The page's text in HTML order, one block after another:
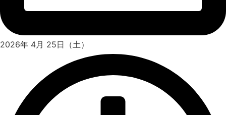
2026年 4月 25日（土）